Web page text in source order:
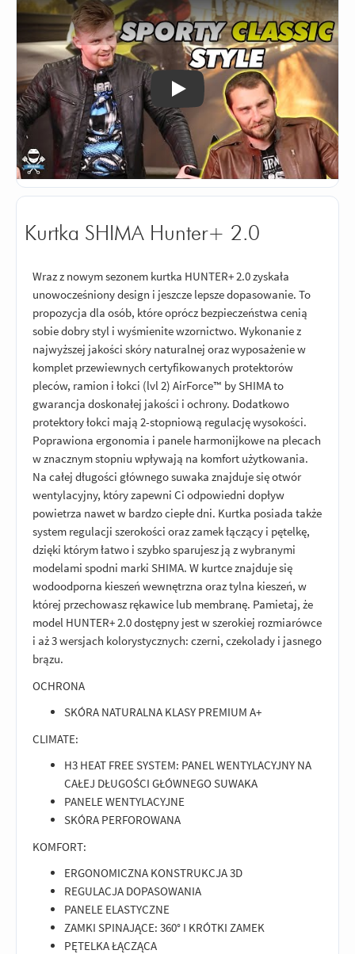
Odtwórz
Kurtka SHIMA Hunter+ 2.0
Wraz z nowym sezonem kurtka HUNTER+ 2.0 zyskała
unowocześniony design i jeszcze lepsze dopasowanie. To
propozycja dla osób, które oprócz bezpieczeństwa cenią
sobie dobry styl i wyśmienite wzornictwo. Wykonanie z
najwyższej jakości skóry naturalnej oraz wyposażenie w
komplet przewiewnych certyfikowanych protektorów
pleców, ramion i łokci (lvl 2) AirForce™ by SHIMA to
gwarancja doskonałej jakości i ochrony. Dodatkowo
protektory łokci mają 2-stopniową regulację wysokości.
Poprawiona ergonomia i panele harmonijkowe na plecach
w znacznym stopniu wpływają na komfort użytkowania.
Na całej długości głównego suwaka znajduje się otwór
wentylacyjny, który zapewni Ci odpowiedni dopływ
powietrza nawet w bardzo ciepłe dni. Kurtka posiada także
system regulacji szerokości oraz zamek łączący i pętelkę,
dzięki którym łatwo i szybko sparujesz ją z wybranymi
modelami spodni marki SHIMA. W kurtce znajduje się
wodoodporna kieszeń wewnętrzna oraz tylna kieszeń, w
której przechowasz rękawice lub membranę. Pamietaj, że
model HUNTER+ 2.0 dostępny jest w szerokiej rozmiarówce
i aż 3 wersjach kolorystycznych: czerni, czekolady i jasnego
brązu.
OCHRONA
SKÓRA NATURALNA KLASY PREMIUM A+
CLIMATE:
H3 HEAT FREE SYSTEM: PANEL WENTYLACYJNY NA
CAŁEJ DŁUGOŚCI GŁÓWNEGO SUWAKA
PANELE WENTYLACYJNE
SKÓRA PERFOROWANA
KOMFORT:
ERGONOMICZNA KONSTRUKCJA 3D
REGULACJA DOPASOWANIA
PANELE ELASTYCZNE
ZAMKI SPINAJĄCE: 360° I KRÓTKI ZAMEK
PĘTELKA ŁĄCZĄCA